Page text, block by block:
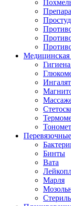
Медицинская
Бинты
Вата
Марля